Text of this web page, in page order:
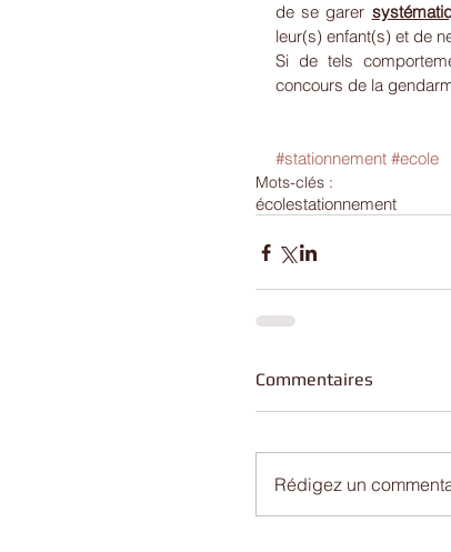
de se garer
leur(s) enfant(s) et de
Si de tels
concours de la
#stationnement #ecole
Mots-clés :
écolestationnement
Commentaires
Rédigez un